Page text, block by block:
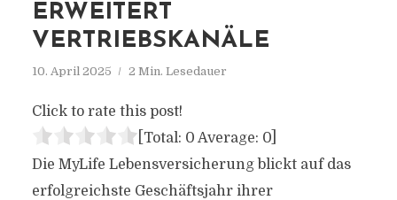
ERWEITERT
VERTRIEBSKANÄLE
10. April 2025 2 Min. Lesedauer
Click to rate this post!
[Total: 0 Average: 0]
Die MyLife Lebensversicherung blickt auf das
erfolgreichste Geschäftsjahr ihrer